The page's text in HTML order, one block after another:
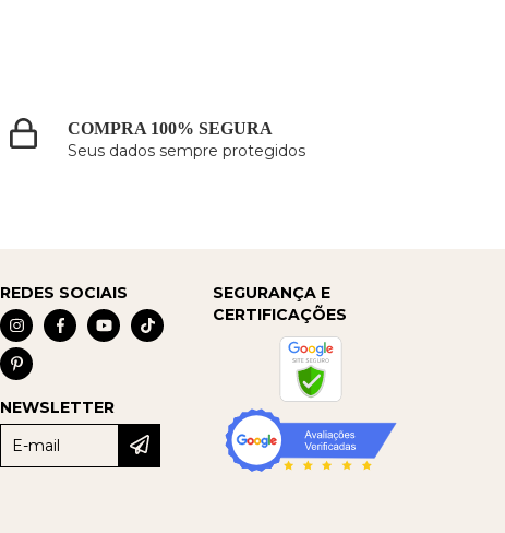
COMPRA 100% SEGURA
Seus dados sempre protegidos
REDES SOCIAIS
NEWSLETTER
SEGURANÇA E
CERTIFICAÇÕES